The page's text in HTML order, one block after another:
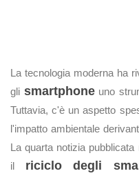
La tecnologia moderna ha
gli smartphoneuno
Tuttavia, c'è un aspetto
l'impatto ambientale
La quarta notizia
il riciclo degli